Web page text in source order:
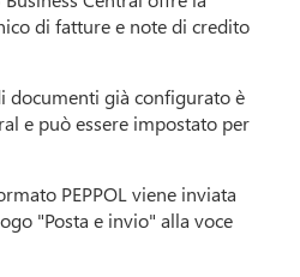
di fatture e note di credito
documenti già configurato è
e può essere impostato per
PEPPOL viene inviata
"Posta e invio" alla voce